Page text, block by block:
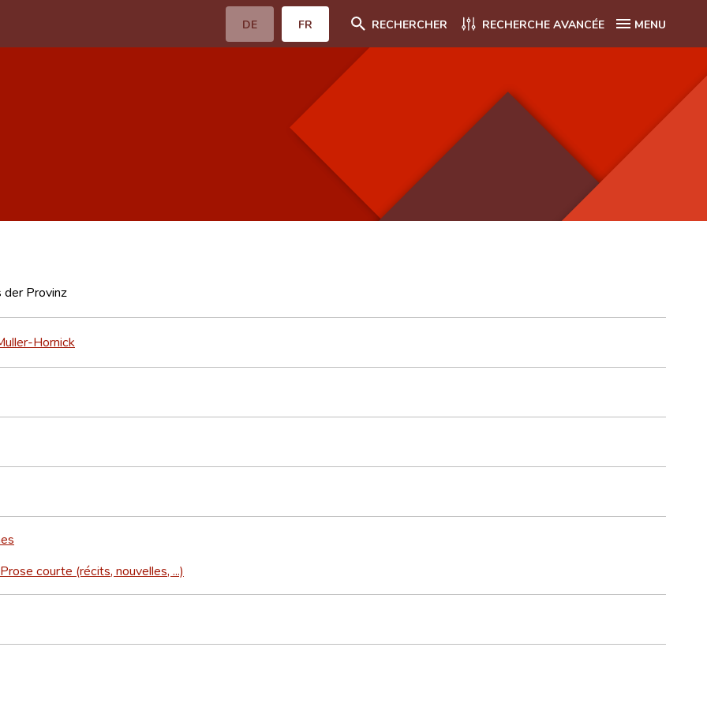
DE FR RECHERCHER RECHERCHE AVANCÉE MENU
der Provinz
Hornick
Prose courte (récits, nouvelles, ...)